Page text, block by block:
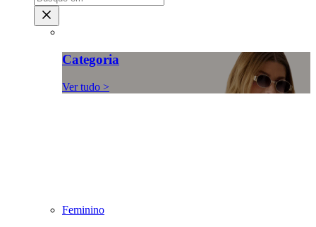
Categoria
Ver tudo >
Feminino